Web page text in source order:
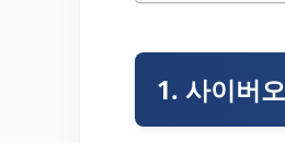
1. 사이버